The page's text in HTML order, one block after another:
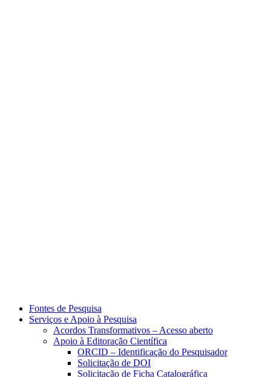
Fontes de Pesquisa
Serviços e Apoio à Pesquisa
Acordos Transformativos – Acesso aberto
Apoio à Editoração Científica
ORCID – Identificação do Pesquisador
Solicitação de DOI
Solicitação de Ficha Catalográfica